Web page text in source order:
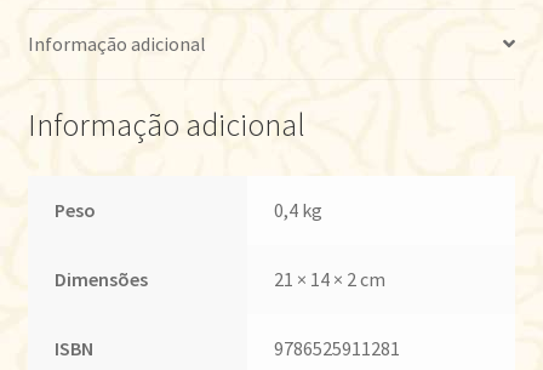
Informação adicional
Informação adicional
Peso 0,4 kg
Dimensões 21 × 14 × 2 cm
ISBN 9786525911281